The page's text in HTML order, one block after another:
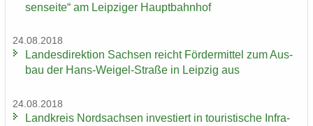
sen­sei­te“ am Leip­zi­ger Haupt­bahn­hof
24.08.2018
Lan­des­di­rek­ti­on Sach­sen reicht För­der­mit­tel zum Aus­
bau der Hans-​Weigel-Straße in Leip­zig aus
24.08.2018
Land­kreis Nord­sach­sen in­ves­tiert in tou­ris­ti­sche In­fra­